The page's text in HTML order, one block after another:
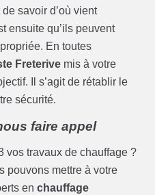
savoir d’où vient
ensuite qu’ils peuvent
En toutes
Freterive mis à votre
Il s’agit de rétablir le
sécurité.
faire appel
vos travaux de chauffage ?
pouvons mettre à votre
enchauffage